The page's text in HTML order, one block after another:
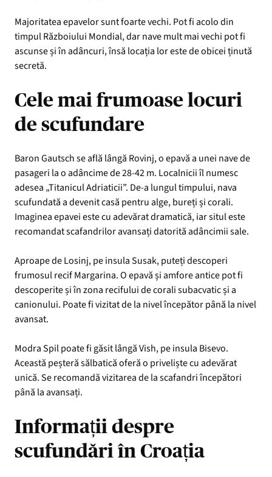
Majoritatea epavelor sunt foarte vechi. Pot fi acolo din
timpul Războiului Mondial, dar nave mult mai vechi pot fi
ascunse și în adâncuri, însă locația lor este de obicei ținută
secretă.
Cele mai frumoase locuri
de scufundare
Baron Gautsch se află lângă Rovinj, o epavă a unei nave de
pasageri la o adâncime de 28-42 m. Localnicii îl numesc
adesea „Titanicul Adriaticii”. De-a lungul timpului, nava
scufundată a devenit casă pentru alge, bureți și corali.
Imaginea epavei este cu adevărat dramatică, iar situl este
recomandat scafandrilor avansați datorită adâncimii sale.
Aproape de Losinj, pe insula Susak, puteți descoperi
frumosul recif Margarina. O epavă și amfore antice pot fi
descoperite și în zona recifului de corali subacvatic și a
canionului. Poate fi vizitat de la nivel începător până la nivel
avansat.
Modra Spil poate fi găsit lângă Vish, pe insula Bisevo.
Această peșteră sălbatică oferă o priveliște cu adevărat
unică. Se recomandă vizitarea de la scafandri începători
până la avansați.
Informații despre
scufundări în Croația